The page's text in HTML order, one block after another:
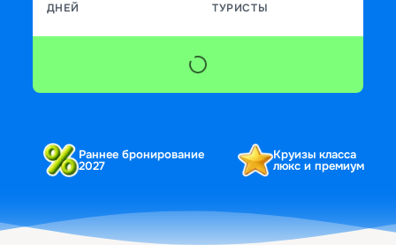
ДНЕЙ ТУРИСТЫ
Раннее бронирование
2027
Круизы класса
люкс и премиум